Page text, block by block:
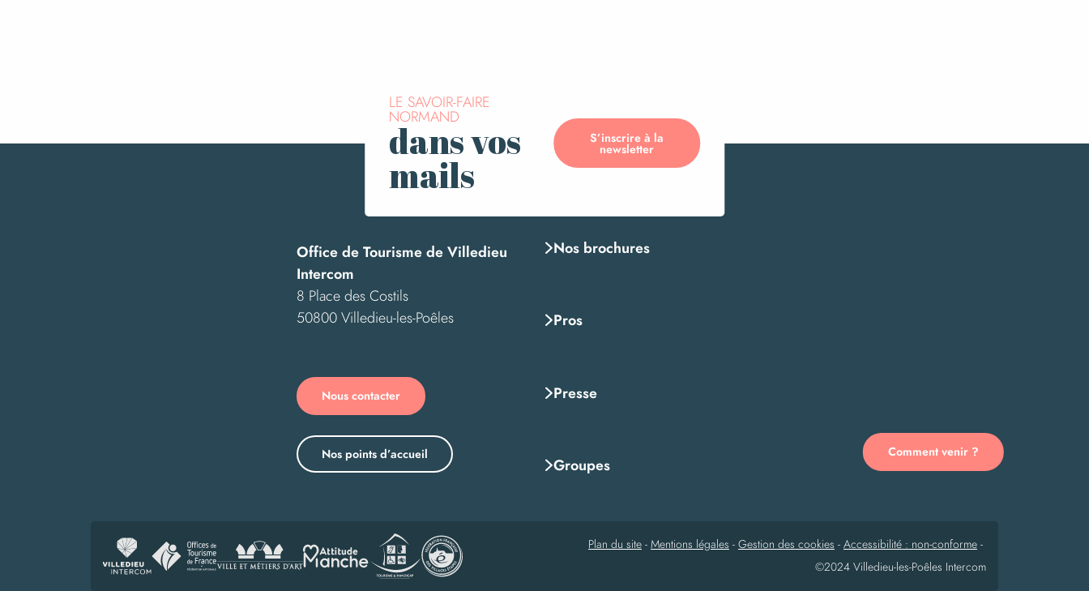
LE SAVOIR-FAIRE
NORMAND
dans vos
mails
S’inscrire à la
newsletter
Office de Tourisme de Villedieu
Intercom
8 Place des Costils
50800 Villedieu-les-Poêles
Nous contacter
Nos points d’accueil
Nos brochures
Pros
Presse
Groupes
Comment venir ?
Plan du site - Mentions légales - Gestion des cookies - Accessibilité : non-conforme -
©2024 Villedieu-les-Poêles Intercom